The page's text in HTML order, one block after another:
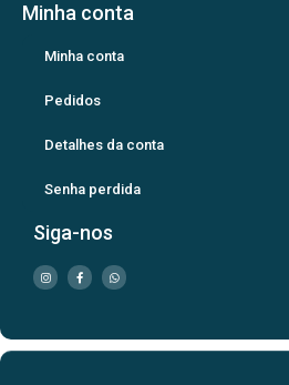
Minha conta
Minha conta
Pedidos
Detalhes da conta
Senha perdida
Siga-nos